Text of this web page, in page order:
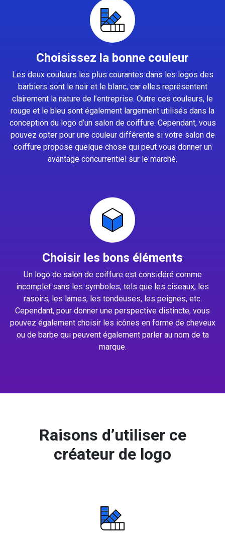
Choisissez la bonne couleur
Les deux couleurs les plus courantes dans les logos des
barbiers sont le noir et le blanc, car elles représentent
clairement la nature de l’entreprise. Outre ces couleurs, le
rouge et le bleu sont également largement utilisés dans la
conception du logo d’un salon de coiffure. Cependant, vous
pouvez opter pour une couleur différente si votre salon de
coiffure propose quelque chose qui peut vous donner un
avantage concurrentiel sur le marché.
Choisir les bons éléments
Un logo de salon de coiffure est considéré comme
incomplet sans les symboles, tels que les ciseaux, les
rasoirs, les lames, les tondeuses, les peignes, etc.
Cependant, pour donner une perspective distincte, vous
pouvez également choisir les icônes en forme de cheveux
ou de barbe qui peuvent également parler au nom de ta
marque.
Raisons d’utiliser ce
créateur de logo